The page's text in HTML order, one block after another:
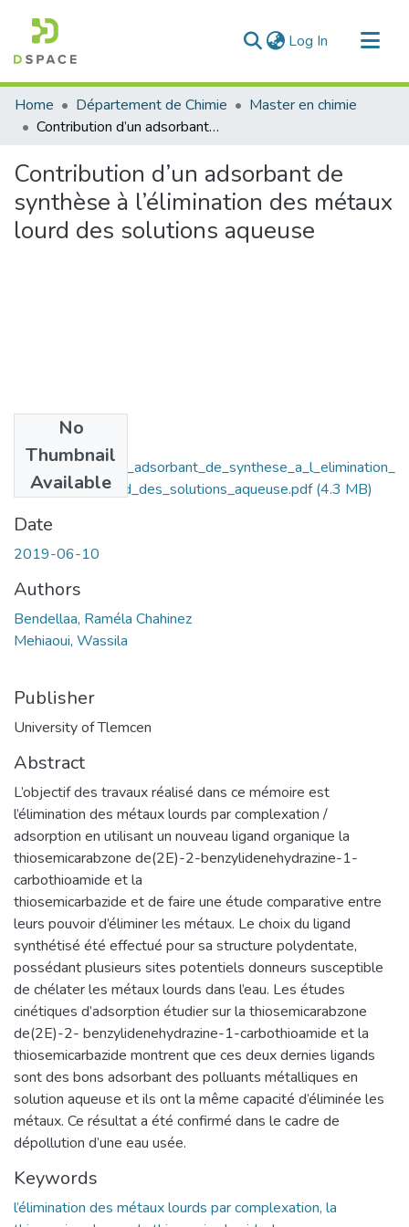
Log In (current)
Communities & Collections
All of DSpace
Home Département de Chimie
Master en chimie
Contribution d’un adsorbant de synthèse à l’élimination des métaux lourd des solutions aqueuse
Contribution d’un adsorbant de
synthèse à l’élimination des métaux
lourd des solutions aqueuse
No
Thumbnail
Available
Contribution_d_un_adsorbant_de_synthese_a_l_elimination_
des_metaux_lourd_des_solutions_aqueuse.pdf(4.3 MB)
Date
2019-06-10
Authors
Bendellaa, Raméla Chahinez
Mehiaoui, Wassila
Publisher
University of Tlemcen
Abstract
L’objectif des travaux réalisé dans ce mémoire est
l’élimination des métaux lourds par complexation /
adsorption en utilisant un nouveau ligand organique la
thiosemicarabzone de(2E)-2-benzylidenehydrazine-1-
carbothioamide et la
thiosemicarbazide et de faire une étude comparative entre
leurs pouvoir d’éliminer les métaux. Le choix du ligand
synthétisé été effectué pour sa structure polydentate,
possédant plusieurs sites potentiels donneurs susceptible
de chélater les métaux lourds dans l’eau. Les études
cinétiques d’adsorption étudier sur la thiosemicarabzone
de(2E)-2- benzylidenehydrazine-1-carbothioamide et la
thiosemicarbazide montrent que ces deux dernies ligands
sont des bons adsorbant des polluants métalliques en
solution aqueuse et ils ont la même capacité d’éliminée les
métaux. Ce résultat a été confirmé dans le cadre de
dépollution d’une eau usée.
Keywords
l’élimination des métaux lourds par complexation, la